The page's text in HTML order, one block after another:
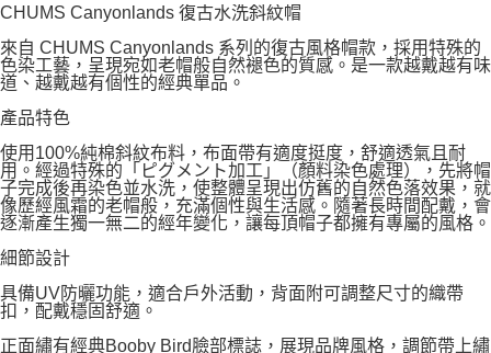
CHUMS Canyonlands 復古水洗斜紋帽
來自 CHUMS Canyonlands 系列的復古風格帽款，採用特殊的
色染工藝，呈現宛如老帽般自然褪色的質感。是一款越戴越有味
道、越戴越有個性的經典單品。
產品特色
使用100%純棉斜紋布料，布面帶有適度挺度，舒適透氣且耐
用。經過特殊的「ピグメント加工」（顏料染色處理），先將帽
子完成後再染色並水洗，使整體呈現出仿舊的自然色落效果，就
像歷經風霜的老帽般，充滿個性與生活感。隨著長時間配戴，會
逐漸產生獨一無二的經年變化，讓每頂帽子都擁有專屬的風格。
細節設計
具備UV防曬功能，適合戶外活動，背面附可調整尺寸的織帶
扣，配戴穩固舒適。
正面繡有經典Booby Bird臉部標誌，展現品牌風格，調節帶上繡